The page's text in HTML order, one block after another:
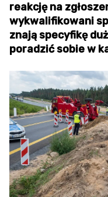
reakcję na
wykwalifikowani
znają specyfikę
poradzić sobie w